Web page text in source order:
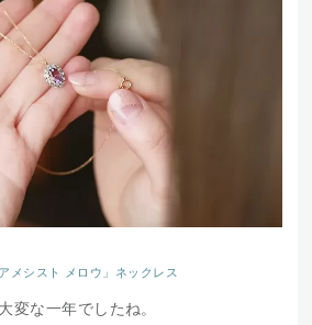
メシスト メロウ」ネックレス
変な一年でしたね。